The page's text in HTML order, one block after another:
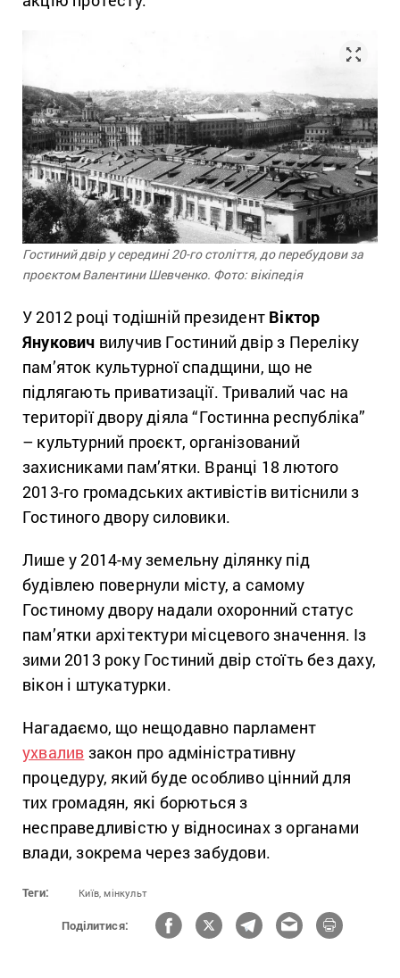
Гостиний двір у середині 20-го століття, до перебудови за
проєктом Валентини Шевченко. Фото: вікіпедія
У 2012 році тодішній президент Віктор
Янукович вилучив Гостиний двір з Переліку
пам’яток культурної спадщини, що не
підлягають приватизації. Тривалий час на
території двору діяла “Гостинна республіка”
– культурний проєкт, організований
захисниками пам’ятки. Вранці 18 лютого
2013-го громадських активістів витіснили з
Гостиного двору силовики.
Лише у 2014-му земельну ділянку під
будівлею повернули місту, а самому
Гостиному двору надали охоронний статус
пам’ятки архітектури місцевого значення. Із
зими 2013 року Гостиний двір стоїть без даху,
вікон і штукатурки.
Нагадаємо, що нещодавно парламент
ухвалив закон про адміністративну
процедуру, який буде особливо цінний для
тих громадян, які борються з
несправедливістю у відносинах з органами
влади, зокрема через забудови.
Теги: Київ, мінкульт
Поділитися: